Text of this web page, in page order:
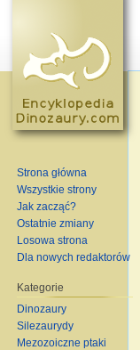
Strona główna
Wszystkie strony
Jak zacząć?
Ostatnie zmiany
Losowa strona
Dla nowych redaktorów
Kategorie
Dinozaury
Silezaurydy
Mezozoiczne ptaki